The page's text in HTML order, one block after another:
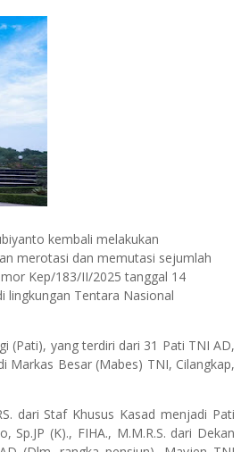
kembali melakukan
merotasi dan memutasi sejumlah
Kep/183/II/2025 tanggal 14
lingkungan Tentara Nasional
(Pati), yang terdiri dari 31 Pati TNI AD,
Markas Besar (Mabes) TNI, Cilangkap,
dari Staf Khusus Kasad menjadi Pati
(K)., FIHA., M.M.R.S. dari Dekan